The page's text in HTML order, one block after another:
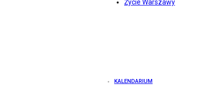
Życie Warszawy
KALENDARIUM